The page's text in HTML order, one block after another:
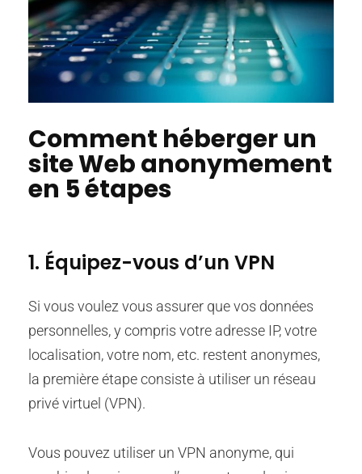
Comment héberger un
site Web anonymement
en 5 étapes
1. Équipez-vous d’un VPN
Si vous voulez vous assurer que vos données
personnelles, y compris votre adresse IP, votre
localisation, votre nom, etc. restent anonymes,
la première étape consiste à utiliser un réseau
privé virtuel (VPN).
Vous pouvez utiliser un VPN anonyme, qui